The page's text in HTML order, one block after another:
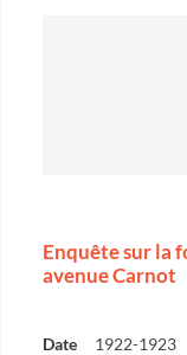
Enquête sur la
avenue Carnot
Date 1922-1923